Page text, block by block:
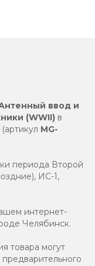
ввод и
(WWII) в
(артикул MG-
периода Второй
ИС-1,
интернет-
Челябинск.
товара могут